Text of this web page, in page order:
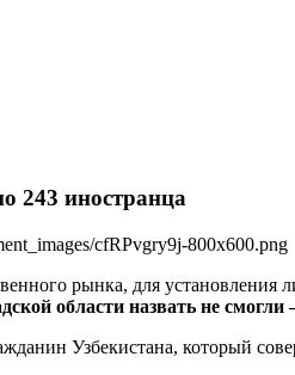
243 иностранца
cfRPvgry9j-800x600.png
рынка, для
области назвать не смогли
Узбекистана, который